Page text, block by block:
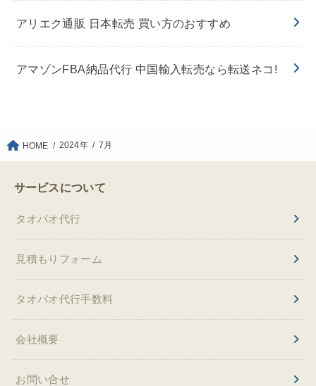
アリエク通販 日本転売 買い方のおすすめ
アマゾンFBA納品代行 中国輸入転売なら転送ネコ!
HOME 2024年 7月
サービスについて
タオバオ代行
見積もりフォーム
タオバオ代行手数料
会社概要
お問い合せ